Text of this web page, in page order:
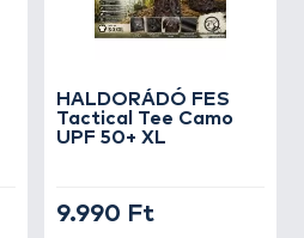
HALDORÁDÓ FES
Tactical Tee Camo
UPF 50+ XL
9.990 Ft